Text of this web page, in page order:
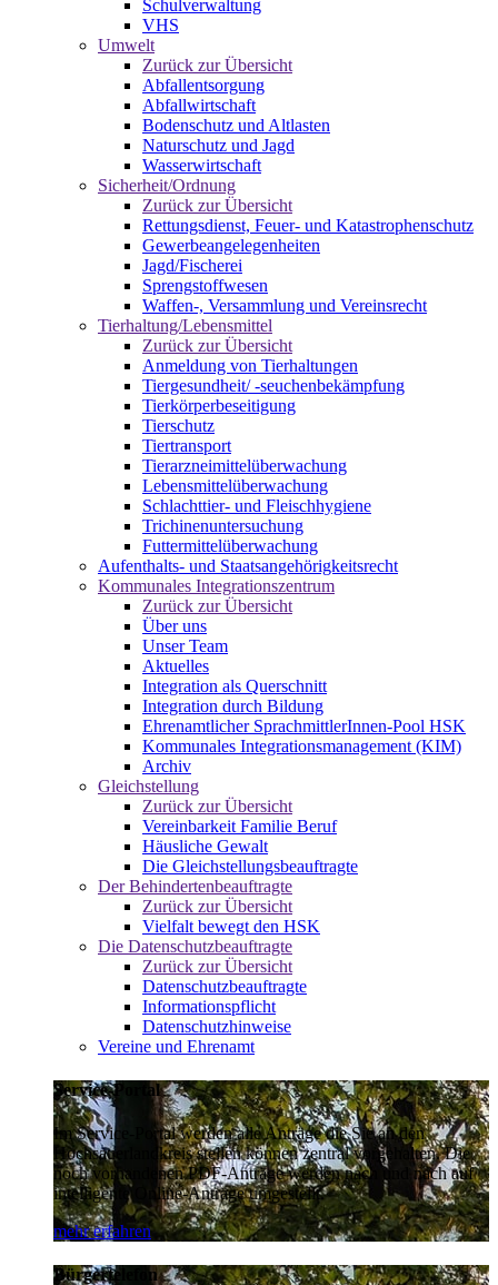
Schulverwaltung
VHS
Umwelt
Zurück zur Übersicht
Abfallentsorgung
Abfallwirtschaft
Bodenschutz und Altlasten
Naturschutz und Jagd
Wasserwirtschaft
Sicherheit/Ordnung
Zurück zur Übersicht
Rettungsdienst, Feuer- und Katastrophenschutz
Gewerbeangelegenheiten
Jagd/Fischerei
Sprengstoffwesen
Waffen-, Versammlung und Vereinsrecht
Tierhaltung/Lebensmittel
Zurück zur Übersicht
Anmeldung von Tierhaltungen
Tiergesundheit/ -seuchenbekämpfung
Tierkörperbeseitigung
Tierschutz
Tiertransport
Tierarzneimittelüberwachung
Lebensmittelüberwachung
Schlachttier- und Fleischhygiene
Trichinenuntersuchung
Futtermittelüberwachung
Aufenthalts- und Staatsangehörigkeitsrecht
Kommunales Integrationszentrum
Zurück zur Übersicht
Über uns
Unser Team
Aktuelles
Integration als Querschnitt
Integration durch Bildung
Ehrenamtlicher SprachmittlerInnen-Pool HSK
Kommunales Integrationsmanagement (KIM)
Archiv
Gleichstellung
Zurück zur Übersicht
Vereinbarkeit Familie Beruf
Häusliche Gewalt
Die Gleichstellungsbeauftragte
Der Behindertenbeauftragte
Zurück zur Übersicht
Vielfalt bewegt den HSK
Die Datenschutzbeauftragte
Zurück zur Übersicht
Datenschutzbeauftragte
Informationspflicht
Datenschutzhinweise
Vereine und Ehrenamt
Service-Portal
Im Service-Portal werden alle Anträge die Sie an den
Hochsauerlandkreis stellen können zentral vorgehalten. Die
noch vorhandenen PDF-Anträge werden nach und nach auf
intelligente Online-Anträge umgestellt.
mehr erfahren
Bürgertelefon